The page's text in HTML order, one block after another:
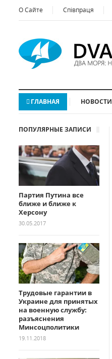
О Сайте Співпраця
ГЛАВНАЯ НОВОСТИ
ПОПУЛЯРНЫЕ ЗАПИСИ
Партия Путина все
ближе и ближе к
Херсону
30.05.2017
Трудовые гарантии в
Украине для принятых
на военную службу:
разъяснения
Минсоцполитики
19.11.2018